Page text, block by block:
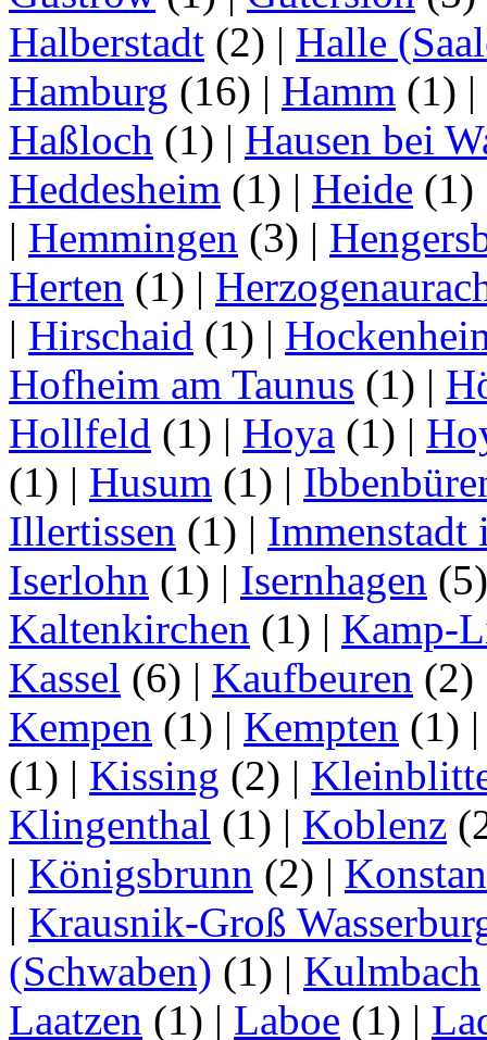
Halberstadt (2) | Halle
Hamburg (16) | Hamm (1) |
Haßloch (1) | Hausen bei
Heddesheim (1) | Heide (1)
| Hemmingen (3) |
Herten (1) |
| Hirschaid (1) |
Hofheim am Taunus (1) |
Hollfeld (1) | Hoya (1) |
(1) | Husum (1) |
Illertissen (1) | Immenstadt
Iserlohn (1) | Isernhagen
Kaltenkirchen (1) | Kamp-
Kassel (6) | Kaufbeuren (2)
Kempen (1) | Kempten (1)
(1) | Kissing (2) |
Klingenthal (1) | Koblenz
| Königsbrunn (2) |
| Krausnik-Groß
(Schwaben) (1) | Kulmbach
Laatzen (1) | Laboe (1) |